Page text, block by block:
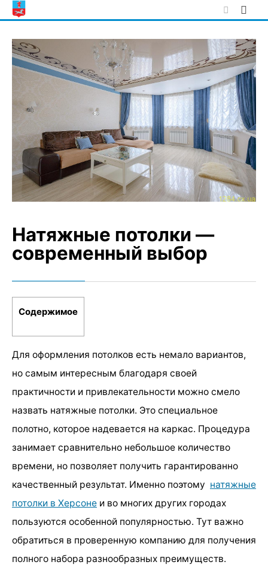
Skip
to
Натяжные потолки —
современный выбор
Содержимое
Для оформления потолков есть немало вариантов,
но самым интересным благодаря своей
практичности и привлекательности можно смело
назвать натяжные потолки. Это специальное
полотно, которое надевается на каркас. Процедура
занимает сравнительно небольшое количество
времени, но позволяет получить гарантированно
качественный результат. Именно поэтому натяжные
потолки в Херсоне и во многих других городах
пользуются особенной популярностью. Тут важно
обратиться в проверенную компанию для получения
полного набора разнообразных преимуществ.